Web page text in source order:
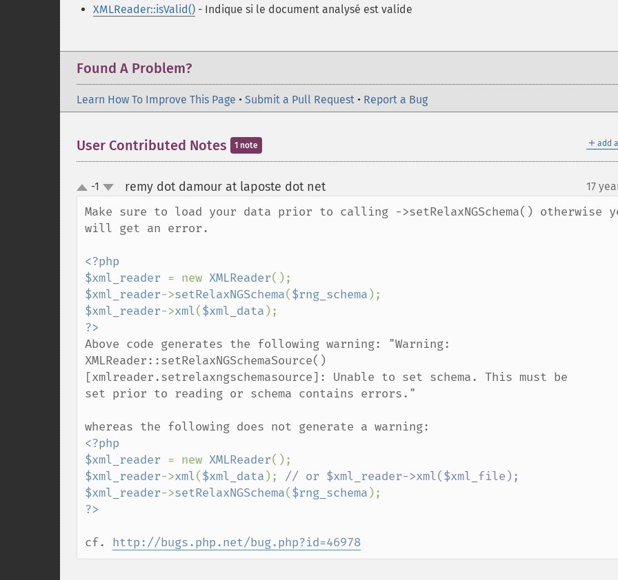
XMLReader::isValid() - Indique si le document analysé est valide
Found A Problem?
Learn How To Improve This Page • Submit a Pull Request • Report a Bug
＋ add
User Contributed Notes 1 note
up
down
-1 remy dot damour at laposte dot net¶ 17
Make sure to load your data prior to calling ->setRelaxNGSchema() otherwise
will get an error.
<?php
$xml_reader = new XMLReader
$xml_reader->setRelaxNGSchema($rng_schema
$xml_reader->xml($xml_data
Above code generates the following warning: "Warning:
XMLReader::setRelaxNGSchemaSource()
[xmlreader.setrelaxngschemasource]: Unable to set schema. This must be
set prior to reading or schema contains errors."
<?php
$xml_reader = new XMLReader
$xml_reader->xml($xml_data );
$xml_reader->setRelaxNGSchema($rng_schema
cf. http://bugs.php.net/bug.php?id=46978